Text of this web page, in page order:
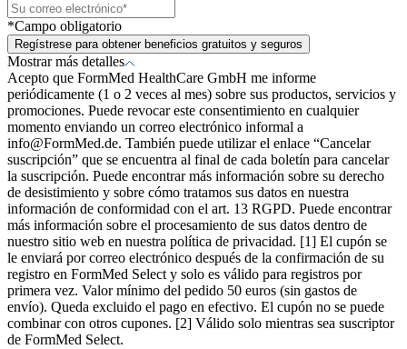
*Campo obligatorio
Regístrese para obtener beneficios gratuitos y seguros
Mostrar más detalles
Acepto que FormMed HealthCare GmbH me informe
periódicamente (1 o 2 veces al mes) sobre sus productos, servicios y
promociones. Puede revocar este consentimiento en cualquier
momento enviando un correo electrónico informal a
info@FormMed.de. También puede utilizar el enlace “Cancelar
suscripción” que se encuentra al final de cada boletín para cancelar
la suscripción. Puede encontrar más información sobre su derecho
de desistimiento y sobre cómo tratamos sus datos en nuestra
información de conformidad con el art. 13 RGPD. Puede encontrar
más información sobre el procesamiento de sus datos dentro de
nuestro sitio web en nuestra política de privacidad. [1] El cupón se
le enviará por correo electrónico después de la confirmación de su
registro en FormMed Select y solo es válido para registros por
primera vez. Valor mínimo del pedido 50 euros (sin gastos de
envío). Queda excluido el pago en efectivo. El cupón no se puede
combinar con otros cupones. [2] Válido solo mientras sea suscriptor
de FormMed Select.